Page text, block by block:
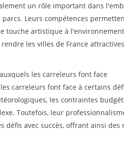
un rôle important dans
parcs. Leurs compétences
touche artistique à
les villes de France
les carreleurs font face
carreleurs font face à certains
les contraintes
Toutefois, leur
défis avec succès, offrant ainsi